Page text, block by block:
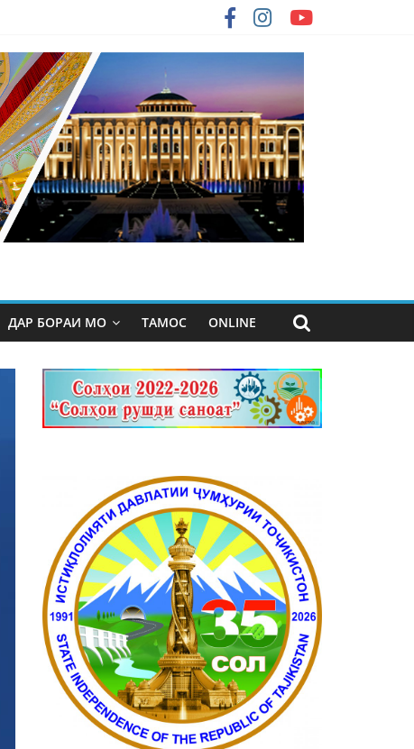
ДАР БОРАИ МО ТАМОС ONLINE